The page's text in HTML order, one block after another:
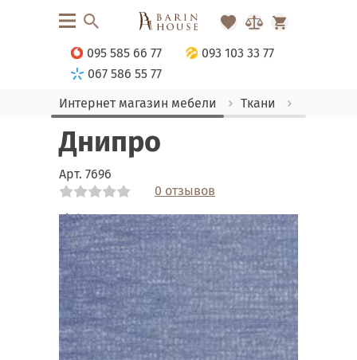
095 585 66 77
093 103 33 77
067 586 55 77
Интернет магазин мебели
Ткани
Днипро
Арт. 7696
0 отзывов
Link
Link
Link